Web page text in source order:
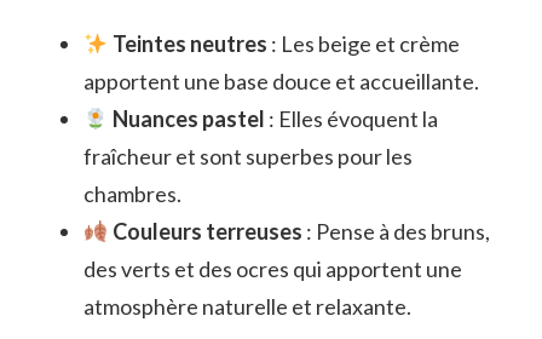
Teintes neutres : Les beige et crème
apportent une base douce et accueillante.
Nuances pastel : Elles évoquent la
fraîcheur et sont superbes pour les
chambres.
Couleurs terreuses : Pense à des bruns,
des verts et des ocres qui apportent une
atmosphère naturelle et relaxante.